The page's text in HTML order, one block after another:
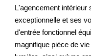
L'agencement intérieur
exceptionnelle et ses
d'entrée fonctionnel
magnifique pièce de